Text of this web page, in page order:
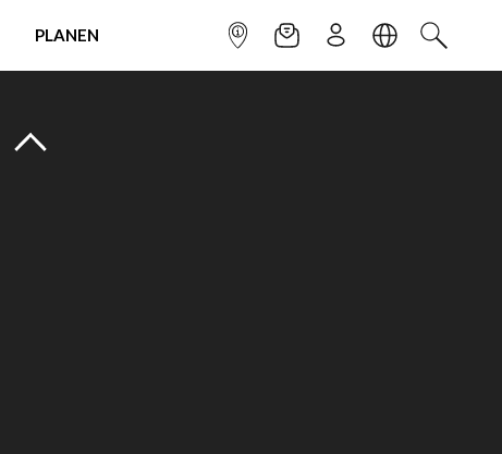
PLANEN INFOPUNKTNEWSLETTER
ANMELDENSPRACHESUCHEN